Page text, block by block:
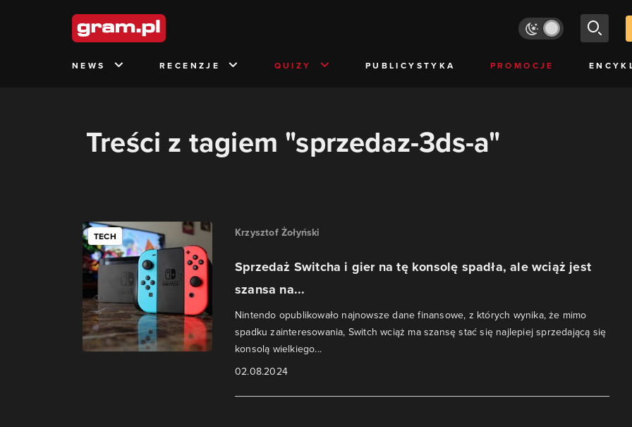
NEWS RECENZJE QUIZY PUBLICYSTYKA PROMOCJE
Treści z tagiem "sprzedaz-3ds-a"
TECH Krzysztof Żołyński
Sprzedaż Switcha i gier na tę konsolę spadła, ale wciąż jest
szansa na...
Nintendo opublikowało najnowsze dane finansowe, z których wynika, że mimo
spadku zainteresowania, Switch wciąż ma szansę stać się najlepiej sprzedającą się
konsolą wielkiego...
02.08.2024